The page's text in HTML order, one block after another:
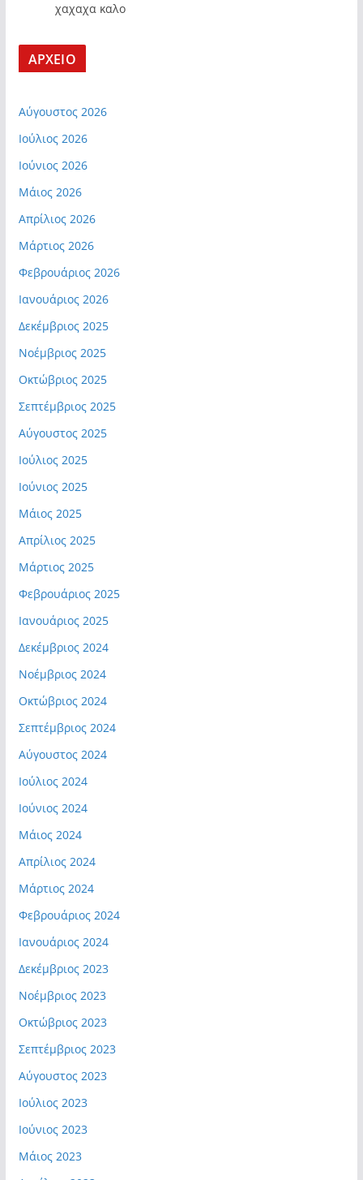
χαχαχα καλο
ΑΡΧΕΙΟ
Αύγουστος 2026
Ιούλιος 2026
Ιούνιος 2026
Μάιος 2026
Απρίλιος 2026
Μάρτιος 2026
Φεβρουάριος 2026
Ιανουάριος 2026
Δεκέμβριος 2025
Νοέμβριος 2025
Οκτώβριος 2025
Σεπτέμβριος 2025
Αύγουστος 2025
Ιούλιος 2025
Ιούνιος 2025
Μάιος 2025
Απρίλιος 2025
Μάρτιος 2025
Φεβρουάριος 2025
Ιανουάριος 2025
Δεκέμβριος 2024
Νοέμβριος 2024
Οκτώβριος 2024
Σεπτέμβριος 2024
Αύγουστος 2024
Ιούλιος 2024
Ιούνιος 2024
Μάιος 2024
Απρίλιος 2024
Μάρτιος 2024
Φεβρουάριος 2024
Ιανουάριος 2024
Δεκέμβριος 2023
Νοέμβριος 2023
Οκτώβριος 2023
Σεπτέμβριος 2023
Αύγουστος 2023
Ιούλιος 2023
Ιούνιος 2023
Μάιος 2023